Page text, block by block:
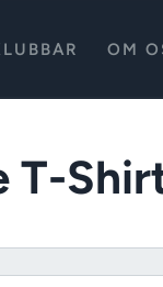
OM
T-